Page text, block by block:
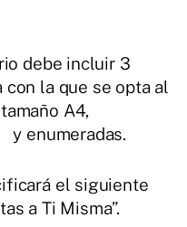
debe incluir 3
con la que se opta al
A4,
enumeradas.
el siguiente
a Ti Misma”.